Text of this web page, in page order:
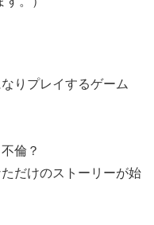
りプレイするゲーム
倫？
だけのストーリーが始